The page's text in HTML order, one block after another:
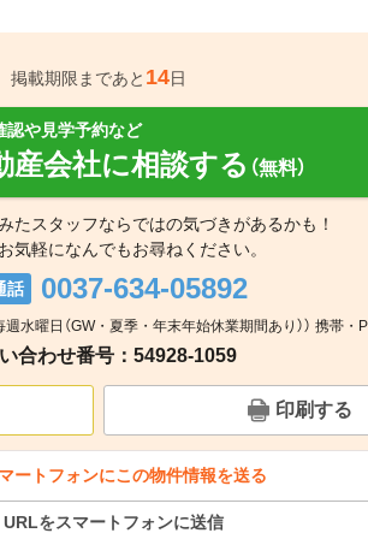
掲載期限まであと 14日
認や見学予約など
産会社に相談する （無料）
たスタッフならではの気づきがあるかも！
気軽になんでもお尋ねください。
話 0037-634-05892
水曜日（GW・夏季・年末年始休業期間あり）） 携帯・
合わせ番号：54928-1059
印刷する
ートフォンにこの物件情報を送る
URLをスマートフォンに送信